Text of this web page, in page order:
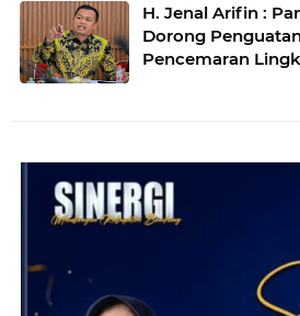
H. Jenal Arifin :
Dorong
Pencemaran